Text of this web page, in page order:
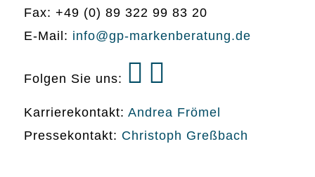
Fax: +49 (0) 89 322 99 83 20
E-Mail: info@gp-markenberatung.de
Folgen Sie uns:
Karrierekontakt: Andrea Frömel
Pressekontakt: Christoph Greßbach